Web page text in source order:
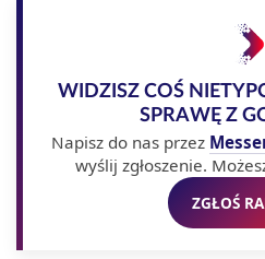
WIDZISZ COŚ
SPRAWĘ Z
Napisz do nas przez
wyślij zgłoszenie.
ZGŁOŚ